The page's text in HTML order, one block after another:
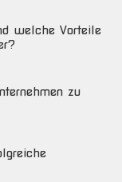
welche Vorteile
zu